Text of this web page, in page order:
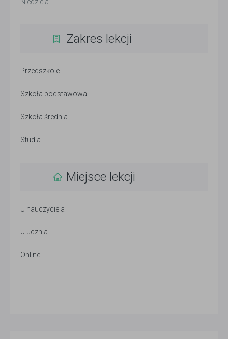
Niedziela
Zakres lekcji
Przedszkole
Szkoła podstawowa
Szkoła średnia
Studia
Miejsce lekcji
U nauczyciela
U ucznia
Online